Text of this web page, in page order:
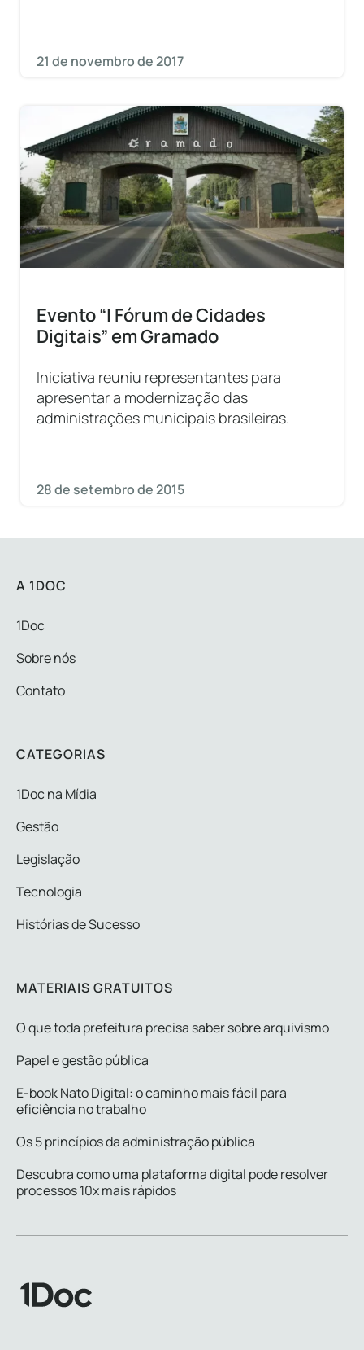
21 de novembro de 2017
Evento “I Fórum de Cidades
Digitais” em Gramado
Iniciativa reuniu representantes para
apresentar a modernização das
administrações municipais brasileiras.
28 de setembro de 2015
A 1DOC
1Doc
Sobre nós
Contato
CATEGORIAS
1Doc na Mídia
Gestão
Legislação
Tecnologia
Histórias de Sucesso
MATERIAIS GRATUITOS
O que toda prefeitura precisa saber sobre arquivismo
Papel e gestão pública
E-book Nato Digital: o caminho mais fácil para
eficiência no trabalho
Os 5 princípios da administração pública
Descubra como uma plataforma digital pode resolver
processos 10x mais rápidos